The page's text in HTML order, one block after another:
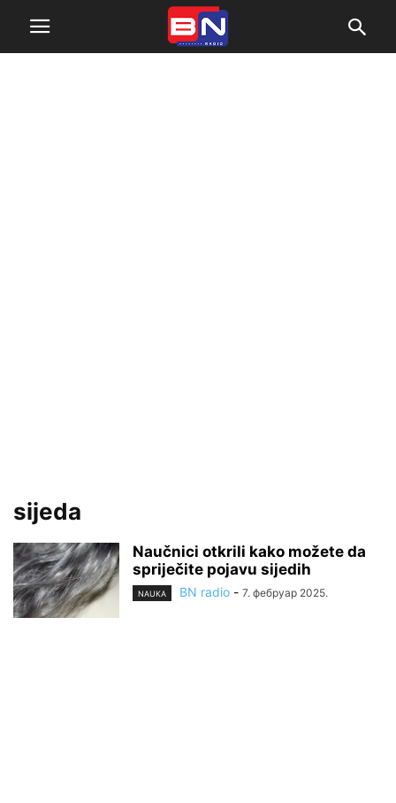
sijeda
Naučnici otkrili kako možete da
spriječite pojavu sijedih
NAUKA BN radio - 7. фебруар 2025.